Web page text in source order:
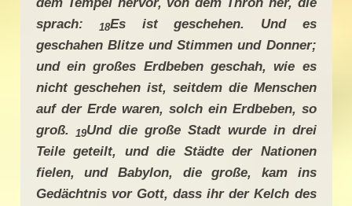
sprach:
18Es ist geschehen. Und es
geschahen Blitze und Stimmen und Donner;
und ein großes Erdbeben geschah, wie es
nicht geschehen ist, seitdem die Menschen
auf der Erde waren, solch ein Erdbeben, so
groß.
19Und die große Stadt wurde in drei
Teile geteilt, und die Städte der Nationen
fielen, und Babylon, die große, kam ins
Gedächtnis vor Gott, dass ihr der Kelch des